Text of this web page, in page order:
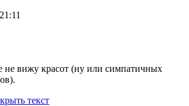
вижу красот (ну или симпатичных
текст